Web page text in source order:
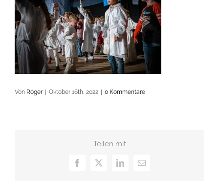
Von Roger Oktober 16th, 2022 0 Kommentare
Teilen mit
Facebook
X LinkedIn
E-